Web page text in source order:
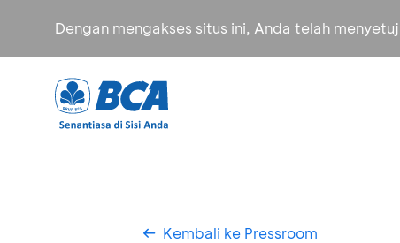
Dengan mengakses situs ini, Anda telah
Kembali ke Pressroom